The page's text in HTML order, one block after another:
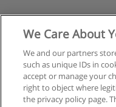
We Care About
We and our partners
such as unique IDs in
accept or manage your
right to object where
the privacy policy page.